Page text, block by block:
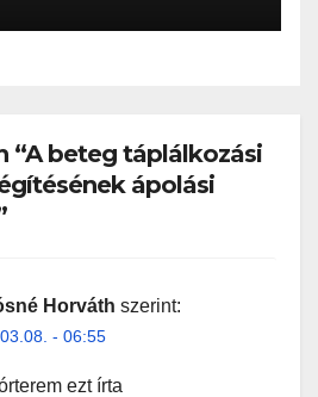
“A beteg táplálkozási
ápolási
Horváth szerint:
- 06:55
ezt írta